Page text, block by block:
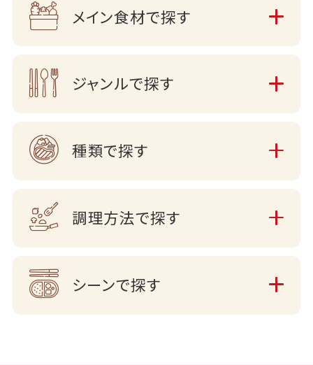
メイン食材で探す
ジャンルで探す
種類で探す
調理方法で探す
シーンで探す